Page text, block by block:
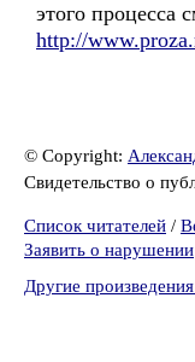
этого процесса
http://
© Copyright:
Свидетельство о
Список читателей /
Заявить о нарушении
Другие